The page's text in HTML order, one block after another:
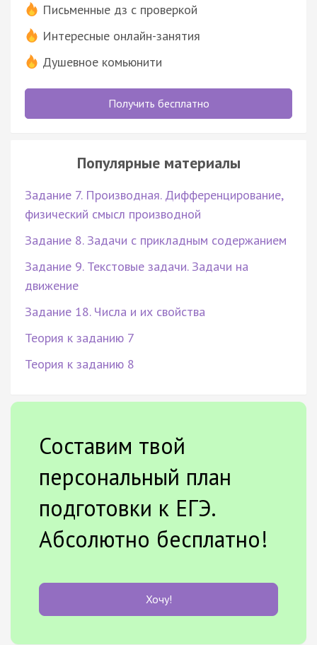
Письменные дз с проверкой
Интересные онлайн-занятия
Душевное комьюнити
Получить бесплатно
Популярные материалы
Задание 7. Производная. Дифференцирование,
физический смысл производной
Задание 8. Задачи с прикладным содержанием
Задание 9. Текстовые задачи. Задачи на
движение
Задание 18. Числа и их свойства
Теория к заданию 7
Теория к заданию 8
Составим твой
персональный план
подготовки к ЕГЭ.
Абсолютно бесплатно!
Хочу!